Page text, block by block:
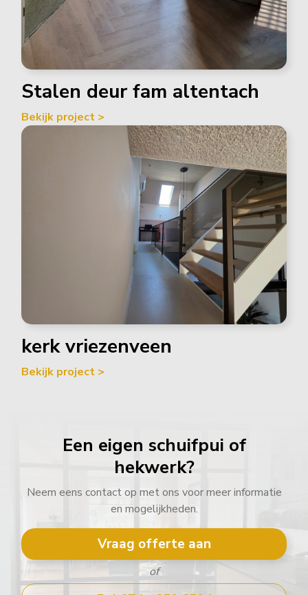
Stalen deur fam altentach
Bekijk project >
kerk vriezenveen
Bekijk project >
Een eigen schuifpui of
hekwerk?
Neem eens contact op met ons voor meer informatie
en mogelijkheden.
Vraag offerte aan
of